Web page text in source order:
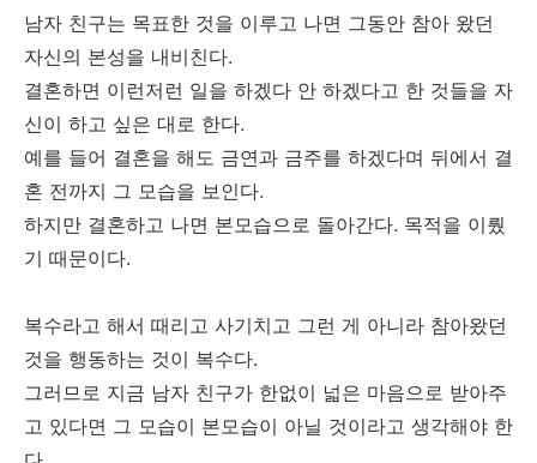
남자 친구는 목표한 것을 이루고 나면 그동안 참아 왔던
자신의 본성을 내비친다.
결혼하면 이런저런 일을 하겠다 안 하겠다고 한 것들을 자
신이 하고 싶은 대로 한다.
예를 들어 결혼을 해도 금연과 금주를 하겠다며 뒤에서 결
혼 전까지 그 모습을 보인다.
하지만 결혼하고 나면 본모습으로 돌아간다. 목적을 이뤘
기 때문이다.
복수라고 해서 때리고 사기치고 그런 게 아니라 참아왔던
것을 행동하는 것이 복수다.
그러므로 지금 남자 친구가 한없이 넓은 마음으로 받아주
고 있다면 그 모습이 본모습이 아닐 것이라고 생각해야 한